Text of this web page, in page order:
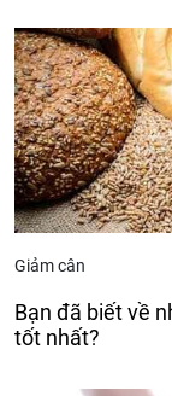
Giảm cân
Bạn đã biết về
tốt nhất?